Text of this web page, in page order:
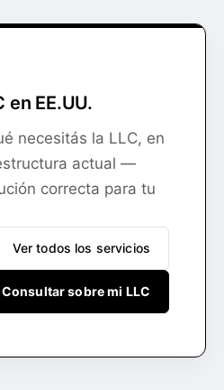
en EE.UU.
necesitás la LLC, en
actual —
correcta para tu
Ver todos los servicios
Consultar sobre mi LLC